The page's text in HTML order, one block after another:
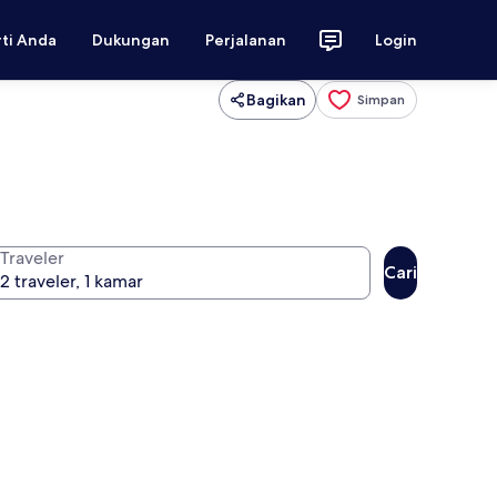
Anda Dukungan Perjalanan Login
Bagikan Simpan
Traveler
Cari